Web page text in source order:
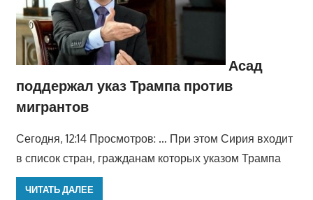
Асад
поддержал указ Трампа против
мигрантов
Сегодня, 12:14 Просмотров: … При этом Сирия входит
в список стран, гражданам которых указом Трампа
ЧИТАТЬ ДАЛЕЕ